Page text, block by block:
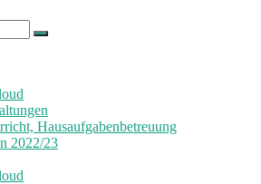
Hausaufgabenbetreuung
2022/23